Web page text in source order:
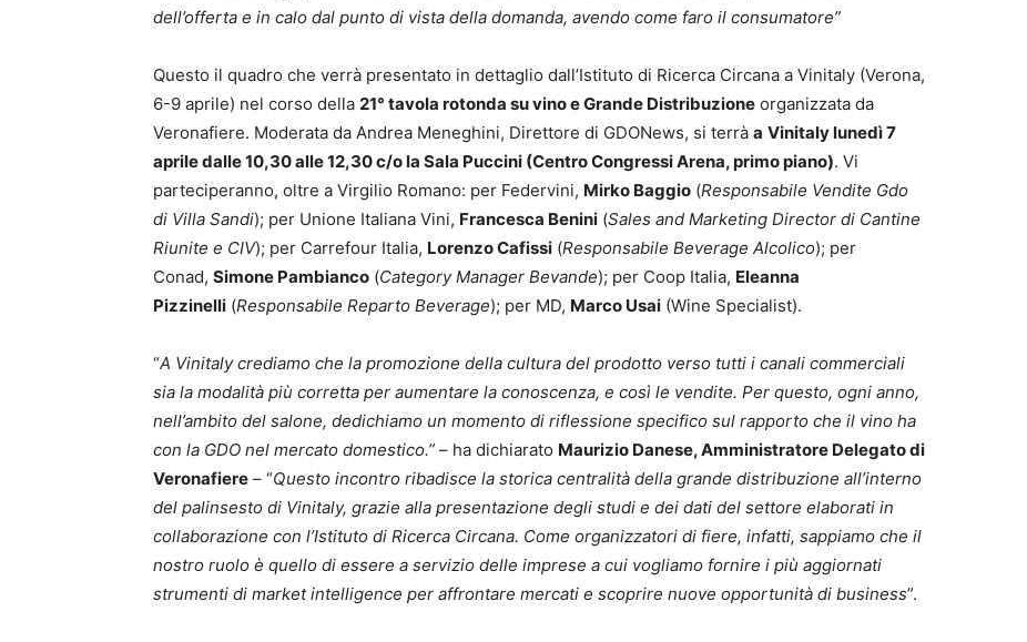
dell’offerta e in calo dal punto di vista della domanda, avendo come faro il consumatore”
Questo il quadro che verrà presentato in dettaglio dall’Istituto di Ricerca Circana a Vinitaly (Verona,
6-9 aprile) nel corso della 21° tavola rotonda su vino e Grande Distribuzione organizzata da
Veronafiere. Moderata da Andrea Meneghini, Direttore di GDONews, si terrà a Vinitaly lunedì 7
aprile dalle 10,30 alle 12,30 c/o la Sala Puccini (Centro Congressi Arena, primo piano). Vi
parteciperanno, oltre a Virgilio Romano: per Federvini, Mirko Baggio (Responsabile Vendite Gdo
di Villa Sandi); per Unione Italiana Vini, Francesca Benini (Sales and Marketing Director di Cantine
Riunite e CIV); per Carrefour Italia, Lorenzo Cafissi (Responsabile Beverage Alcolico); per
Conad, Simone Pambianco (Category Manager Bevande); per Coop Italia, Eleanna
Pizzinelli (Responsabile Reparto Beverage); per MD, Marco Usai (Wine Specialist).
“A Vinitaly crediamo che la promozione della cultura del prodotto verso tutti i canali commerciali
sia la modalità più corretta per aumentare la conoscenza, e così le vendite. Per questo, ogni anno,
nell’ambito del salone, dedichiamo un momento di riflessione specifico sul rapporto che il vino ha
con la GDO nel mercato domestico.” – ha dichiarato Maurizio Danese, Amministratore Delegato di
Veronafiere – “Questo incontro ribadisce la storica centralità della grande distribuzione all’interno
del palinsesto di Vinitaly, grazie alla presentazione degli studi e dei dati del settore elaborati in
collaborazione con l’Istituto di Ricerca Circana. Come organizzatori di fiere, infatti, sappiamo che il
nostro ruolo è quello di essere a servizio delle imprese a cui vogliamo fornire i più aggiornati
strumenti di market intelligence per affrontare mercati e scoprire nuove opportunità di business”.